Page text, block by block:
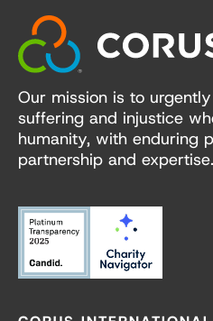
Our mission is to
suffering and injustice
humanity, with enduring
partnership and expertise.